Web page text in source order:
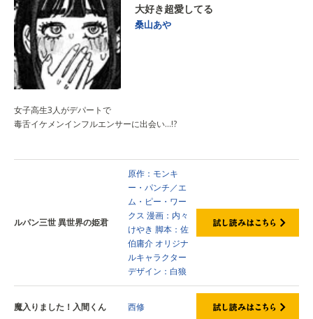
大好き超愛してる
桑山あや
女子高生3人がデパートで
毒舌イケメンインフルエンサーに出会い…!?
ルパン三世 異世界の姫君
原作：モンキ
ー・パンチ／エ
ム・ピー・ワー
クス 漫画：内々
けやき 脚本：佐
伯庸介 オリジナ
ルキャラクター
デザイン：白狼
魔入りました！入間くん 西修